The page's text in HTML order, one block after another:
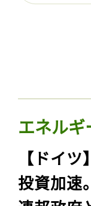
エネル
【ドイ
投資加速